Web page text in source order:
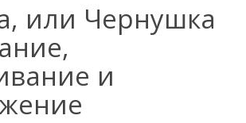
или Чернушка
и